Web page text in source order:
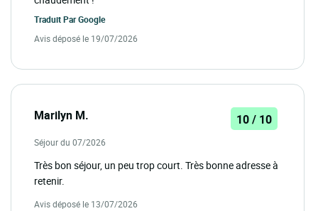
Traduit ParGoogle
Avis déposé le 19/07/2026
Marilyn M. 10 / 10
Séjour du 07/2026
Très bon séjour, un peu trop court. Très bonne adresse à
retenir.
Avis déposé le 13/07/2026